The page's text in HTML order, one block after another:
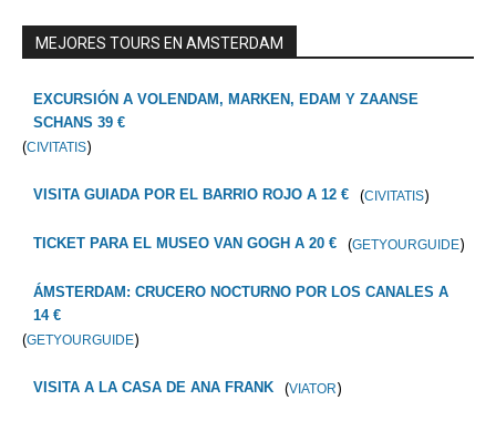
MEJORES TOURS EN AMSTERDAM
EXCURSIÓN A VOLENDAM, MARKEN, EDAM Y ZAANSE
SCHANS 39 €
(CIVITATIS)
VISITA GUIADA POR EL BARRIO ROJO A 12 € (CIVITATIS)
TICKET PARA EL MUSEO VAN GOGH A 20 € (GETYOURGUIDE)
ÁMSTERDAM: CRUCERO NOCTURNO POR LOS CANALES A
14 €
(GETYOURGUIDE)
VISITA A LA CASA DE ANA FRANK (VIATOR)